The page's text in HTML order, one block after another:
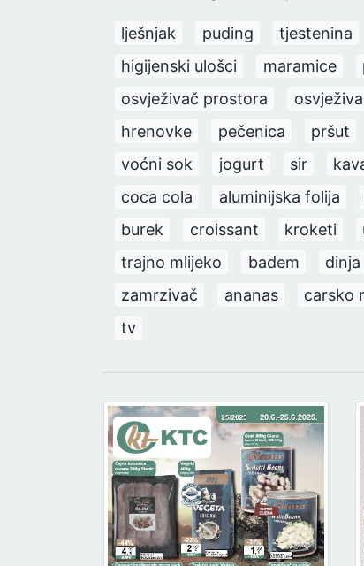
lješnjak puding tjestenina
higijenski ulošci
maramice
osvježivač prostora
hrenovke
pečenica pršut
voćni sok
jogurt sir
coca cola
aluminijska folija
burek
croissant kroketi
trajno mlijeko
badem dinja
zamrzivač
ananas carsko
tv